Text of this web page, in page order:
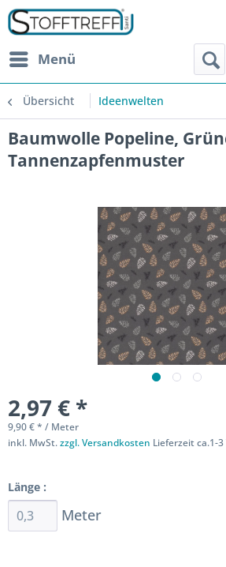
Menü
Übersicht Ideenwelten
Baumwolle Popeline,
Tannenzapfenmuster
2,97 € *
9,90 € * / Meter
inkl. MwSt.zzgl. Versandkosten Lieferzeit ca.1-3
Länge :
Meter